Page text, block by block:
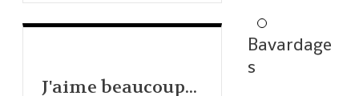
J'aime beaucoup...
Bavardage
s